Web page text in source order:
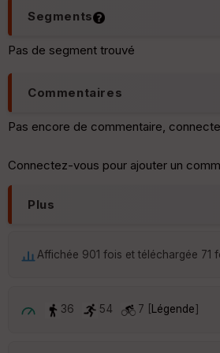
Segments
Pas de segment trouvé
Commentaires
Pas encore de commentaire,
Connectez-vous pour ajouter un
Plus
Affichée 901 fois et téléchargée 71
36 54 7 [ Légende]